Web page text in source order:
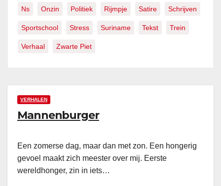
Ns Onzin Politiek Rijmpje Satire Schrijven
Sportschool Stress Suriname Tekst Trein
Verhaal Zwarte Piet
VERHALEN
Mannenburger
Een zomerse dag, maar dan met zon. Een hongerig
gevoel maakt zich meester over mij. Eerste
wereldhonger, zin in iets…